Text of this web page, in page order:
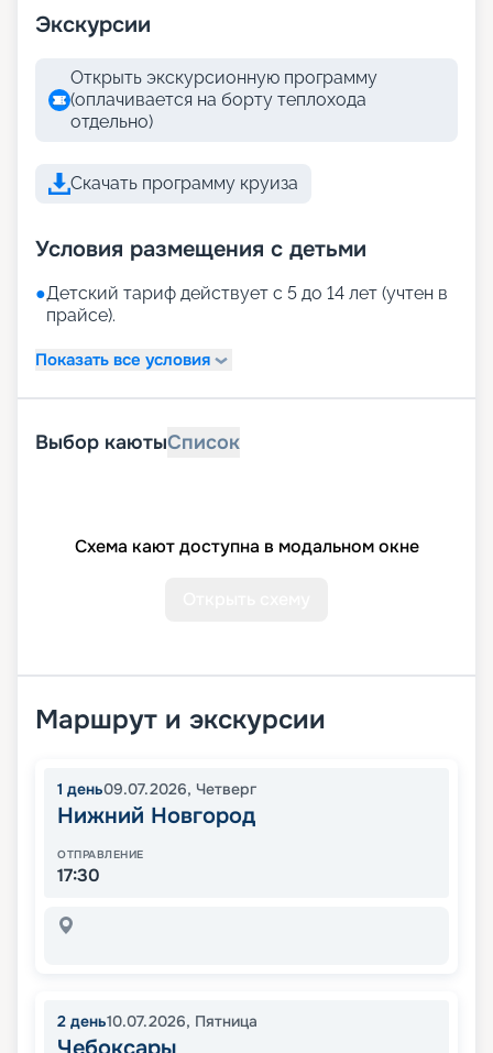
Экскурсии
Открыть экскурсионную программу
(оплачивается на борту теплохода
отдельно)
Скачать программу круиза
Условия размещения с детьми
●Детский тариф действует с 5 до 14 лет (учтен в
прайсе).
Показать все условия
Выбор каютыСписок
Схема кают доступна в модальном окне
Маршрут и экскурсии
1 день09.07.2026, Четверг
Нижний Новгород
ОТПРАВЛЕНИЕ
17:30
2 день10.07.2026, Пятница